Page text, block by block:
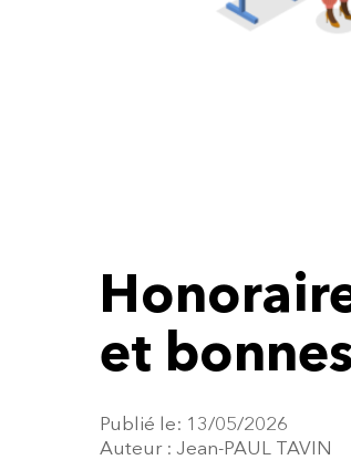
et
Publié le: 13/05/2026
Auteur : Jean-PAUL TAVIN